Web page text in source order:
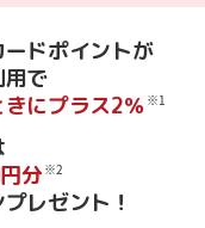
ドポイントが
で
にプラス2％ ※1
分 ※2
レゼント！